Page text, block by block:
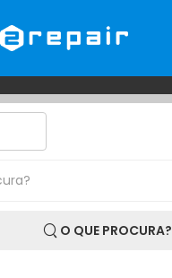
O QUE PROCURA?